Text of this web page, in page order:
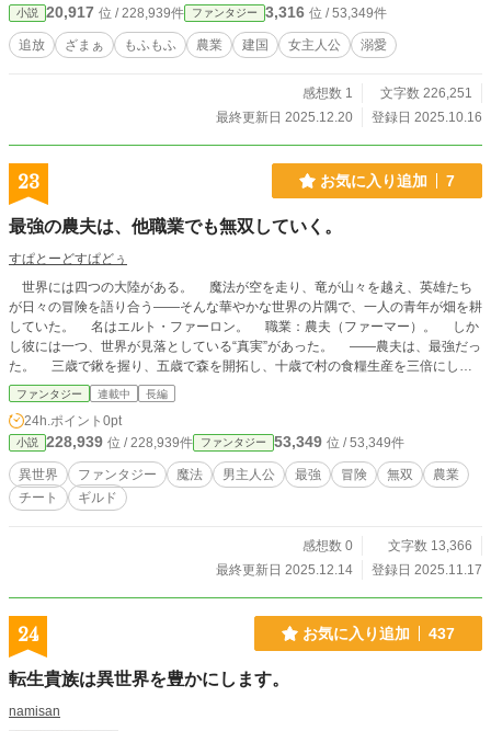
小説 20,917 位 / 228,939件 ファンタジー 3,316 位 / 53,349件
追放 ざまぁ もふもふ 農業 建国 女主人公 溺愛
感想数 1
文字数 226,251
最終更新日 2025.12.20
登録日 2025.10.16
23 お気に入り追加 7
最強の農夫は、他職業でも無双していく。
すぱとーどすぱどぅ
世界には四つの大陸がある。 魔法が空を走り、竜が山々を越え、英雄たち
が日々の冒険を語り合う――そんな華やかな世界の片隅で、一人の青年が畑を耕
していた。 名はエルト・ファーロン。 職業：農夫（ファーマー）。 しか
し彼には一つ、世界が見落としている“真実”があった。 ――農夫は、最強だっ
た。 三歳で鍬を握り、五歳で森を開拓し、十歳で村の食糧生産を三倍にし、
十五歳で“枯れた土地を蘇らせる”禁じられた再生魔法を自然と使えるようになっ
た。 大地に向き合い続けた結果、筋力・魔力・精神力――あらゆるステータ
スが異常値に跳ね上がった。 （畑を耕すには力がいるし、害獣退治には反射
神経がいるし、土壌改良には元素魔法の知識もいるんだよな……） 本人はた
だの努力の積み重ねだと思っているが、周囲から見れば化け物だ。
ファンタジー 連載中 長編
24h.ポイント 0pt
小説 228,939 位 / 228,939件 ファンタジー 53,349 位 / 53,349件
異世界 ファンタジー 魔法 男主人公 最強 冒険 無双
農業
チート
ギルド
感想数 0
文字数 13,366
最終更新日 2025.12.14
登録日 2025.11.17
24 お気に入り追加 437
転生貴族は異世界を豊かにします。
namisan